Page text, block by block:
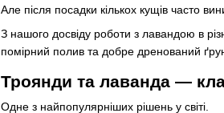
Але після посадки кількох кущів часто
З нашого досвіду роботи з лавандою в
помірний полив та добре дренований
Троянди та лаванда —
Одне з найпопулярніших рішень у світі.